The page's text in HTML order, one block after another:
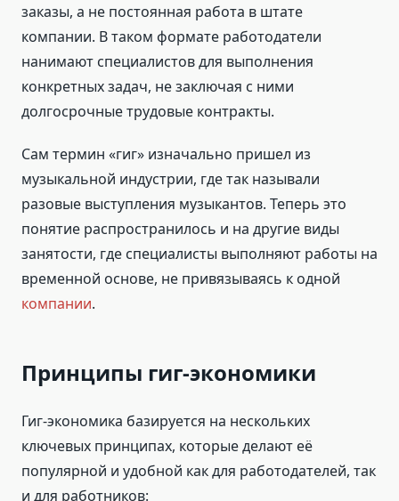
заказы, а не постоянная работа в штате
компании. В таком формате работодатели
нанимают специалистов для выполнения
конкретных задач, не заключая с ними
долгосрочные трудовые контракты.
Сам термин «гиг» изначально пришел из
музыкальной индустрии, где так называли
разовые выступления музыкантов. Теперь это
понятие распространилось и на другие виды
занятости, где специалисты выполняют работы на
временной основе, не привязываясь к одной
компании.
Принципы гиг-экономики
Гиг-экономика базируется на нескольких
ключевых принципах, которые делают её
популярной и удобной как для работодателей, так
и для работников: